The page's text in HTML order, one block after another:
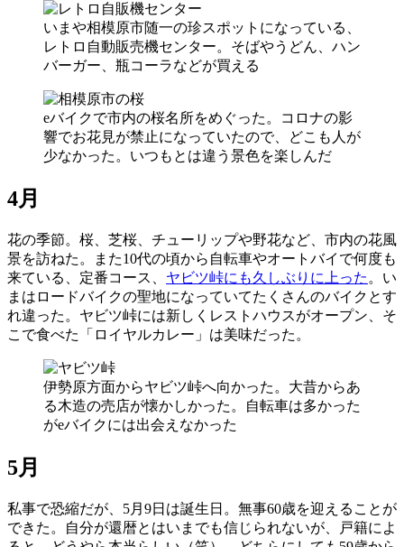
いまや相模原市随一の珍スポットになっている、
レトロ自動販売機センター。そばやうどん、ハン
バーガー、瓶コーラなどが買える
eバイクで市内の桜名所をめぐった。コロナの影
響でお花見が禁止になっていたので、どこも人が
少なかった。いつもとは違う景色を楽しんだ
4月
花の季節。桜、芝桜、チューリップや野花など、市内の花風
景を訪ねた。また10代の頃から自転車やオートバイで何度も
来ている、定番コース、 ヤビツ峠にも久しぶりに上った 。い
まはロードバイクの聖地になっていてたくさんのバイクとす
れ違った。ヤビツ峠には新しくレストハウスがオープン、そ
こで食べた「ロイヤルカレー」は美味だった。
伊勢原方面からヤビツ峠へ向かった。大昔からあ
る木造の売店が懐かしかった。自転車は多かった
がeバイクには出会えなかった
5月
私事で恐縮だが、5月9日は誕生日。無事60歳を迎えることが
できた。自分が還暦とはいまでも信じられないが、戸籍によ